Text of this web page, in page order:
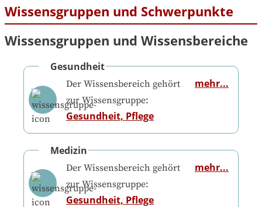
Wissensgruppen und Schwerpunkte
Wissensgruppen und Wissensbereiche
Gesundheit
Der Wissensbereich gehört
zur Wissensgruppe:
Gesundheit, Pflege
mehr...
Medizin
Der Wissensbereich gehört
zur Wissensgruppe:
Gesundheit, Pflege
mehr...